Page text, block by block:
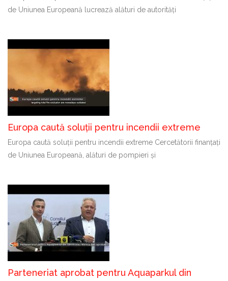
de Uniunea Europeană lucrează alături de autorități
Europa caută soluții pentru incendii extreme
Europa caută soluții pentru incendii extreme Cercetătorii finanțați
de Uniunea Europeană, alături de pompieri și
Parteneriat aprobat pentru Aquaparkul din